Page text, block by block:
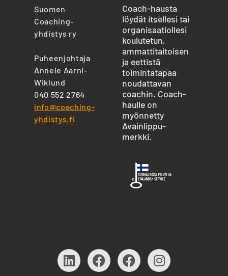
Suomen
Coaching-
yhdistys ry
Puheenjohtaja
Annele Aarni-
Wiklund
040 552 2764
info@coaching-
yhdistys.fi
Coach-hausta
löydät itsellesi tai
organisaatiollesi
koulutetun,
ammattitaitoisen
ja eettistä
toimintatapaa
noudattavan
coachin. Coach-
haulle on
myönnetty
Avainlippu-
merkki.